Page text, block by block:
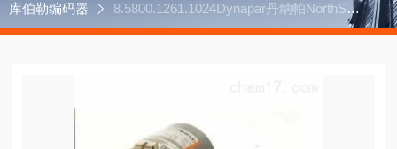
库伯勒编码器
8.5800.1261.1024Dynapar丹纳帕NorthStar
编码器R10128J051HC